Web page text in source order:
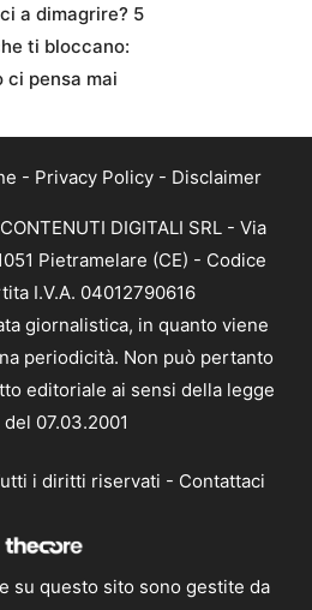
a dimagrire? 5
ti bloccano:
ci pensa mai
- Privacy Policy - Disclaimer
DIGITALI SRL - Via
Pietramelare (CE) - Codice
I.V.A. 04012790616
giornalistica, in quanto viene
periodicità. Non può pertanto
editoriale ai sensi della legge
del 07.03.2001
i diritti riservati - Contattaci
su questo sito sono gestite da